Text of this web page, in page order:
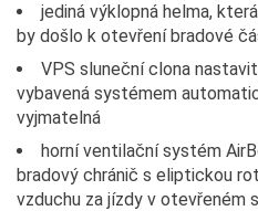
jediná výklopná helma,
by došlo k otevření bradové
VPS sluneční clona
vybavená systémem
vyjmatelná
horní ventilační systém
bradový chránič s eliptickou
vzduchu za jízdy v otevřeném